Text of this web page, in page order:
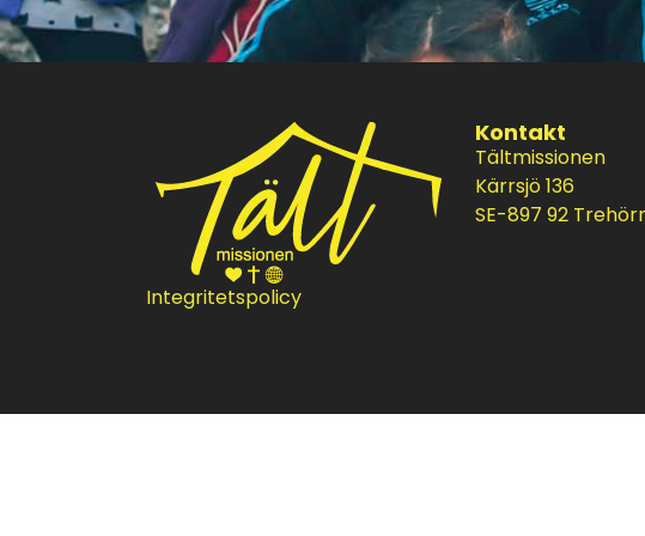
Integritetspolicy
Kontakt
Tältmissionen
Kärrsjö 136
SE-897 92